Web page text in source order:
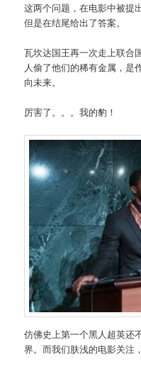
这两个问题，在电影中被提
但是在结尾给出了答案。
瓦坎达国王再一次走上联合
人偷了他们的稀有金属，是
向未来。
厉害了。。。我的豹！
仿佛史上第一个黑人超英还
界。而我们肤浅的电影关注